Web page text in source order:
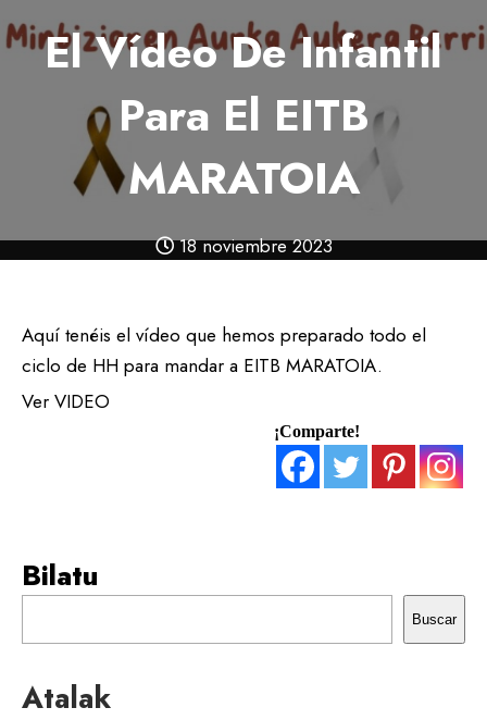
El Vídeo De Infantil
Para El EITB
MARATOIA
18 noviembre 2023
Aquí tenéis el vídeo que hemos preparado todo el
ciclo de HH para mandar a EITB MARATOIA.
Ver VIDEO
¡Comparte!
Bilatu
Buscar
Atalak